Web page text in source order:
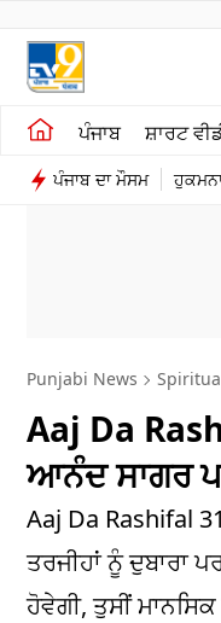
ਪੰਜਾਬ ਸ਼ਾਰਟ
ਪੰਜਾਬ ਦਾ ਮੌਸਮ
ਖੇਤੀਬਾੜੀ
ਸ਼ਾਰਟ ਵੀਡੀਓਜ਼
Punjabi News
Aaj Da
ਆਨੰਦ ਸਾਗਰ
Aaj Da Rashifal
ਤਰਜੀਹਾਂ ਨੂੰ ਦੁਬਾਰਾ
ਹੋਵੇਗੀ, ਤੁਸੀਂ